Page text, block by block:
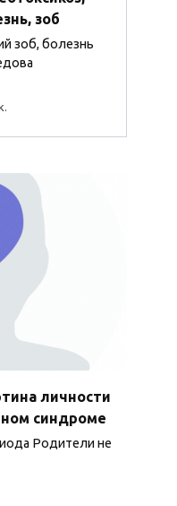
зоб
зоб, болезнь
личности
синдроме
Родители не